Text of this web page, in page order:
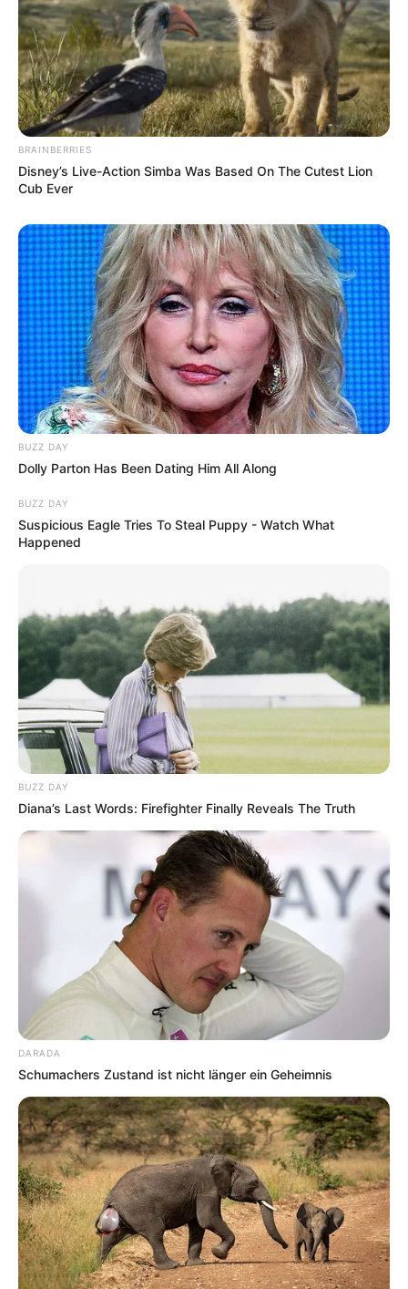
mussten die Abstammungslehre ja endlich auch mal
lernen.
weitere Kalauer
Quermania folgen: Impressum & Kontakt
Suchen:
Auf einigen Seiten dieses Projektes sind Affiliate-
Angebote integriert. Wenn etwas darüber gebucht oder
gekauft wird, ist das eine Unterstützung, ohne dass sich
BRAINBERRIES
Disney’s Live-Action Simba Was Based On The Cutest Lion
Cub Ever
BUZZ DAY
Dolly Parton Has Been Dating Him All Along
BUZZ DAY
Suspicious Eagle Tries To Steal Puppy - Watch What
Happened
BUZZ DAY
Diana’s Last Words: Firefighter Finally Reveals The Truth
DARADA
Schumachers Zustand ist nicht länger ein Geheimnis